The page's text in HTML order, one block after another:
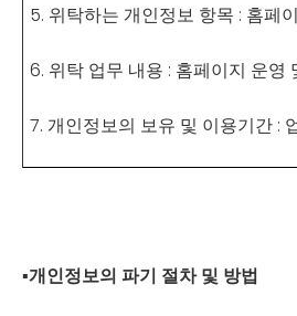
5. 위탁하는 개인정보 항목 : 홈페
6. 위탁 업무 내용 : 홈페이지 운영
7. 개인정보의 보유 및 이용기간 :
▪개인정보의 파기 절차 및 방법